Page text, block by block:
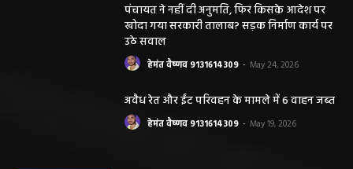
पंचायत ने नहीं दी अनुमति, फिर किसके आदेश पर
खोदा गया सरकारी तालाब? सड़क निर्माण कार्य पर
उठे सवाल
हेमंत वैष्णव 9131614309 - May 24, 2026
अवैध रेत और ईंट परिवहन के मामले में 6 वाहन जब्त
हेमंत वैष्णव 9131614309 - May 19, 2026